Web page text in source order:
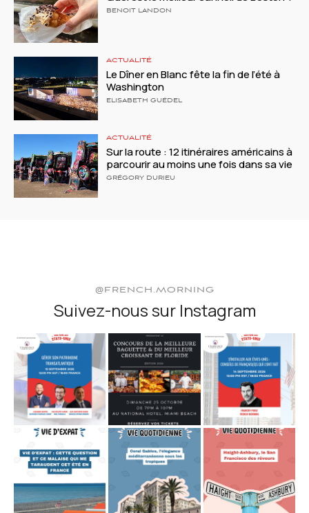
BENOIT LANDON
ACTUALITÉ
Le Dîner en Blanc fête la fin de l’été à
Washington
ELISABETH GUÉDEL
ACTUALITÉ
Sur la route : 12 itinéraires américains à
parcourir au moins une fois dans sa vie
GRÉGORY DURIEU
@FRENCH.MORNING
Suivez-nous sur Instagram